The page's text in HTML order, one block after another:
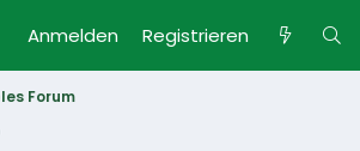
Anmelden Registrieren
Forum